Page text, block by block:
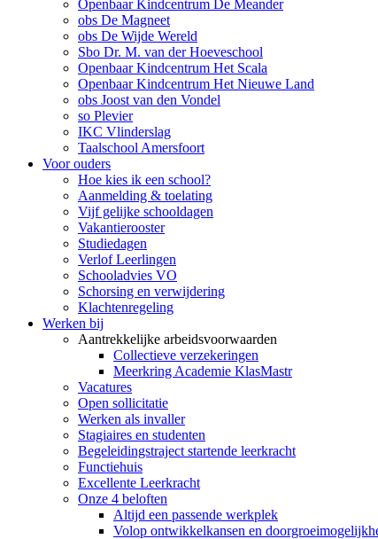
Openbaar Kindcentrum De Meander
obs De Magneet
obs De Wijde Wereld
Sbo Dr. M. van der Hoeveschool
Openbaar Kindcentrum Het Scala
Openbaar Kindcentrum Het Nieuwe Land
obs Joost van den Vondel
so Plevier
IKC Vlinderslag
Taalschool Amersfoort
Voor ouders
Hoe kies ik een school?
Aanmelding & toelating
Vijf gelijke schooldagen
Vakantierooster
Studiedagen
Verlof Leerlingen
Schooladvies VO
Schorsing en verwijdering
Klachtenregeling
Werken bij
Aantrekkelijke arbeidsvoorwaarden
Collectieve verzekeringen
Meerkring Academie KlasMastr
Vacatures
Open sollicitatie
Werken als invaller
Stagiaires en studenten
Begeleidingstraject startende leerkracht
Functiehuis
Excellente Leerkracht
Onze 4 beloften
Altijd een passende werkplek
Volop ontwikkelkansen en